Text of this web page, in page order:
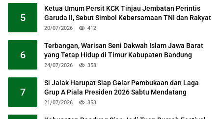
5
Ketua Umum Persit KCK Tinjau Jembatan Perintis
Garuda II, Sebut Simbol Kebersamaan TNI dan Rakyat
20/07/2026 412
6
Terbangan, Warisan Seni Dakwah Islam Jawa Barat
yang Tetap Hidup di Timur Kabupaten Bandung
24/07/2026 358
7
Si Jalak Harupat Siap Gelar Pembukaan dan Laga
Grup A Piala Presiden 2026 Sabtu Mendatang
21/07/2026 353